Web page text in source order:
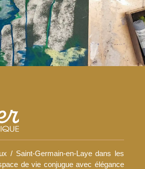
/ Saint-Germain-en-Laye dans les
de vie conjugue avec élégance